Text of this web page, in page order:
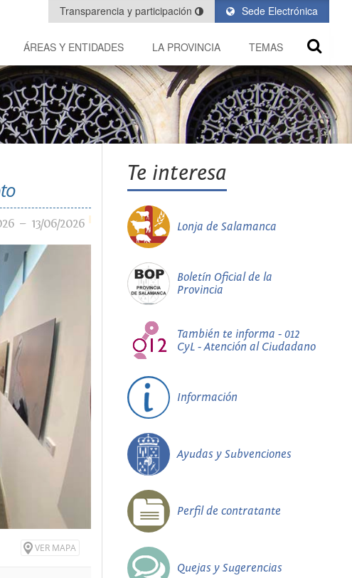
Sede Electrónica
Transparencia y participación
ÁREAS Y ENTIDADES LA PROVINCIA TEMAS
13/06/2026
VER MAPA
Te interesa
Lonja de Salamanca
Boletín Oficial de la
Provincia
También te informa - 012
CyL - Atención al Ciudadano
Información
Ayudas y Subvenciones
Perfil de contratante
Quejas y Sugerencias